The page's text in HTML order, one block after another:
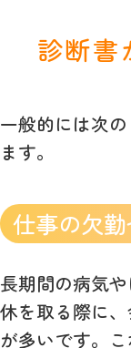
診断書
一般的には次
ます。
仕事の欠
長期間の病気
休を取る際に
が多いです。